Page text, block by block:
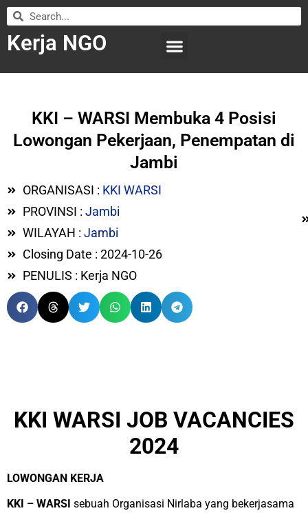
Kerja NGO
KKI – WARSI Membuka 4 Posisi
Lowongan Pekerjaan, Penempatan di
Jambi
ORGANISASI : KKI WARSI
PROVINSI : Jambi
WILAYAH : Jambi
Closing Date : 2024-10-26
PENULIS : Kerja NGO
KKI WARSI JOB VACANCIES
2024
LOWONGAN KERJA
KKI – WARSI sebuah Organisasi Nirlaba yang bekerjasama